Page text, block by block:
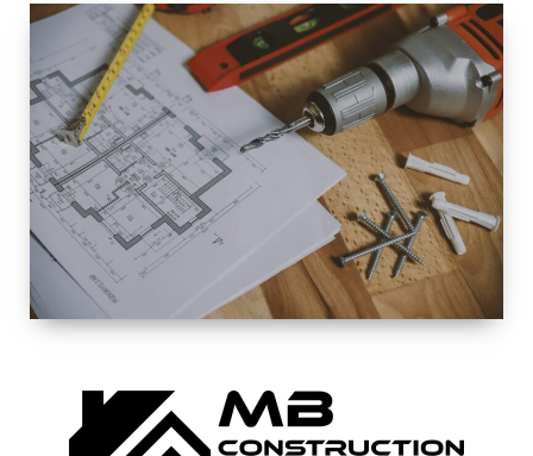
ESPACE
RÉNOVATION
INTÉRIEURE ET
EXTÉRIEURE
SOLUTIONS DE
RÉNOVATION